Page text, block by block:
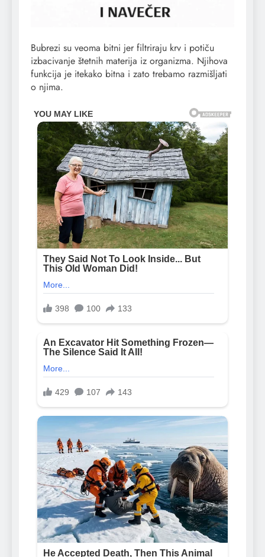
Bubrezi su veoma bitni jer filtriraju krv i potiču
izbacivanje štetnih materija iz organizma. Njihova
funkcija je itekako bitna i zato trebamo razmišljati
o njima.